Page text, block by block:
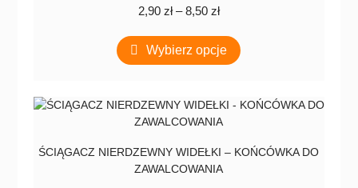
2,90 zł – 8,50 złZakres
od
2,90 zł
8,50 zł
Wybierz opcje
produkt
wariantów.
wybrać
ŚCIĄGACZ NIERDZEWNY WIDEŁKI – KOŃCÓWKA DO
ZAWALCOWANIA